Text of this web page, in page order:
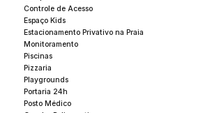
A fachada combina
contemporânea, com linhas
marcante. O paisagismo
suaviza a arquitetura e conecta a
natural. Ao atravessar a porta
impressiona pela grandiosidade e
Controle de Acesso
Espaço Kids
Estacionamento Privativo na Praia
Monitoramento
Piscinas
Pizzaria
Playgrounds
Portaria 24h
Posto Médico